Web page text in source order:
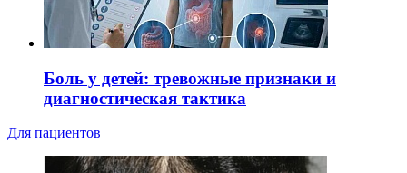
Боль у детей: тревожные признаки и
диагностическая тактика
Для пациентов